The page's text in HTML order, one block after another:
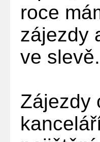
roce
zájezdy
ve slevě.
Zájezdy